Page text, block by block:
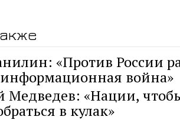
«Против России
война»
«Нации,
в кулак»